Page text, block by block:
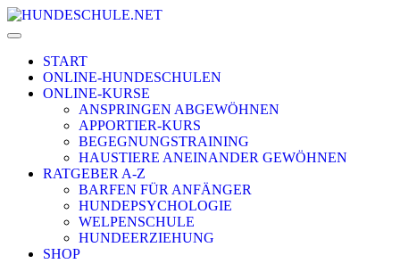
START
ONLINE-HUNDESCHULEN
ONLINE-KURSE
ANSPRINGEN ABGEWÖHNEN
APPORTIER-KURS
BEGEGNUNGSTRAINING
HAUSTIERE ANEINANDER GEWÖHNEN
RATGEBER A-Z
BARFEN FÜR ANFÄNGER
HUNDEPSYCHOLOGIE
WELPENSCHULE
HUNDEERZIEHUNG
SHOP